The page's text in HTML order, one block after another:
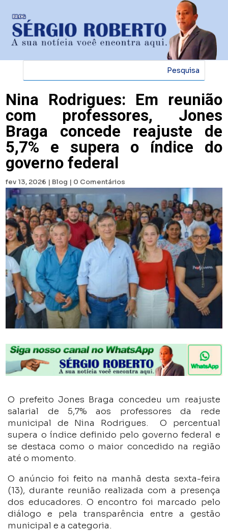
Nina Rodrigues: Em reunião
com professores, Jones
Braga concede reajuste de
5,7% e supera o índice do
governo federal
fev 13, 2026 | Blog | 0 Comentários
O prefeito Jones Braga concedeu um reajuste
salarial de 5,7% aos professores da rede
municipal de Nina Rodrigues. O percentual
supera o índice definido pelo governo federal e
se destaca como o maior concedido na região
até o momento.
O anúncio foi feito na manhã desta sexta-feira
(13), durante reunião realizada com a presença
dos educadores. O encontro foi marcado pelo
diálogo e pela transparência entre a gestão
municipal e a categoria.